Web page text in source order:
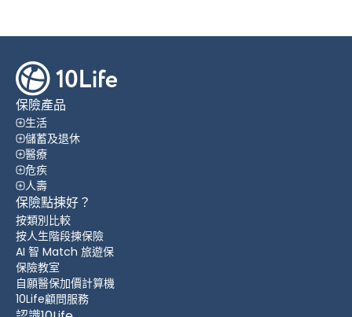
保險產品
生活
儲蓄及退休
醫療
危疾
人壽
保險點揀好？
按類別比較
按人生階段揀保險
AI 智 Match 旅遊保
保險教室
自願醫保加價計算機
10Life顧問服務